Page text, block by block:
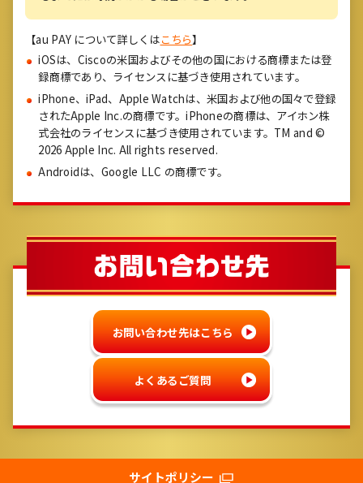
【au PAY について詳しくはこちら】
iOSは、Ciscoの米国およびその他の国における商標または登
録商標であり、ライセンスに基づき使用されています。
iPhone、iPad、Apple Watchは、米国および他の国々で登録
されたApple Inc.の商標です。iPhoneの商標は、アイホン株
式会社のライセンスに基づき使用されています。TM and ©
2026 Apple Inc. All rights reserved.
Androidは、Google LLC の商標です。
お問い合わせ先はこちら
よくあるご質問
サイトポリシー